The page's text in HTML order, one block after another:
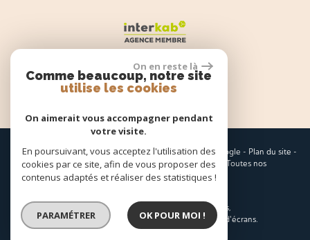
Espace propriétaire
© 2026 | Tous droits réservés | Traduction powered by Google - Plan du site -
Mentions légales- Nos honoraires-Partenaires-Admin
Toutes nos
annonces
Site internet compatible multi-supports,
un seul site adaptable à tous les types d'écrans.
On en reste là
Comme beaucoup, notre site
utilise les cookies
On aimerait vous accompagner pendant
votre visite.
En poursuivant, vous acceptez l'utilisation des
cookies par ce site, afin de vous proposer des
contenus adaptés et réaliser des statistiques !
PARAMÉTRER OK POUR MOI !